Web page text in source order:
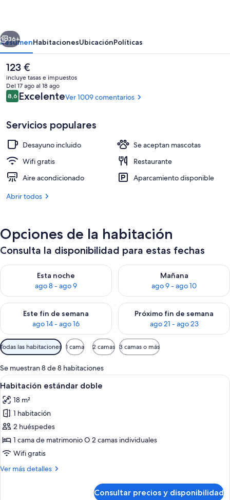
Recepción
Siguiente
36+
ResumenHabitacionesUbicaciónPolíticas
El
precio
actual
es
de
123 €
incluye tasas e impuestos
Del 17 ago al 18 ago
Comentarios
8,68,6 de 10
ExcelenteVer 1009 comentarios
Servicios populares
Desayuno incluido
Se aceptan mascotas
Wifi gratis
Restaurante
Aire acondicionado
Aparcamiento disponible
Abrir todos
Opciones de la habitación
Consulta la disponibilidad para estas fechas
Esta noche
ago 8 - ago 9
Consulta la disponibilidad para esta noche, ago 8 - ago 9
Mañana
ago 9 - ago 10
Consulta la disponibilidad
Este fin de semana
ago 14 - ago 16
Consulta la disponibilidad para este fin de semana, ago 14 -
Próximo fin de semana
ago 21 - ago 23
Consulta la disponibilidad
Filtros
disponibles
para
las
habitaciones
Todas las habitaciones 1 cama 2 camas 3 camas o más
Se muestran 8 de 8 habitaciones
Abrir
todas
las
fotos
de
Habitación
estándar
Habitación de hotel con cama,
2
Habitación estándar doble
18 m²
1 habitación
2 huéspedes
1 cama de matrimonio O 2 camas individuales
Wifi gratis
Ver más detalles
Más
Consultar precios y disponibilidad